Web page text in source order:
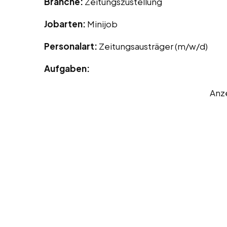
Jobarten: Minijob
Personalart: Zeitungsausträger (m/w/d)
Aufgaben: